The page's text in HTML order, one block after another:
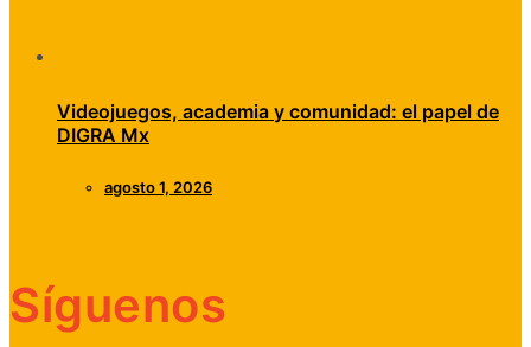
Videojuegos, academia y comunidad: el papel de
DIGRA Mx
agosto 1, 2026
Síguenos